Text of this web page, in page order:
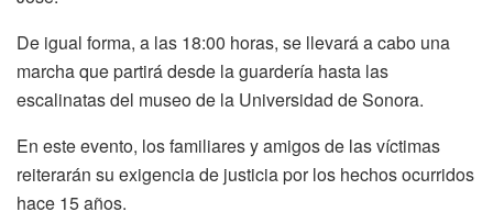
De igual forma, a las 18:00 horas, se llevará a cabo una
marcha que partirá desde la guardería hasta las
escalinatas del museo de la Universidad de Sonora.
En este evento, los familiares y amigos de las víctimas
reiterarán su exigencia de justicia por los hechos ocurridos
hace 15 años.